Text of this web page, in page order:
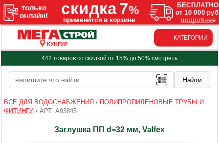
КУНГУР
КАТЕГОРИИ
442 товаров со скидкой от 15% до 50% смотреть
ВСЕ ДЛЯ ВОДОСНАБЖЕНИЯ / ПОЛИПРОПИЛЕНОВЫЕ ТРУБЫ И
ФИТИНГИ / АРТ. A03845
Заглушка ПП d=32 мм, Valfex